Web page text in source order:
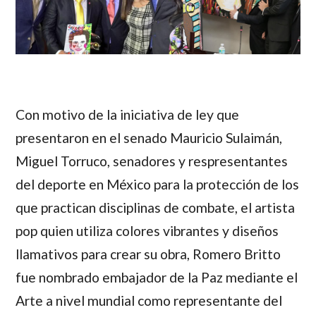
Con motivo de la iniciativa de ley que
presentaron en el senado Mauricio Sulaimán,
Miguel Torruco, senadores y respresentantes
del deporte en México para la protección de los
que practican disciplinas de combate, el artista
pop quien utiliza colores vibrantes y diseños
llamativos para crear su obra, Romero Britto
fue nombrado embajador de la Paz mediante el
Arte a nivel mundial como representante del